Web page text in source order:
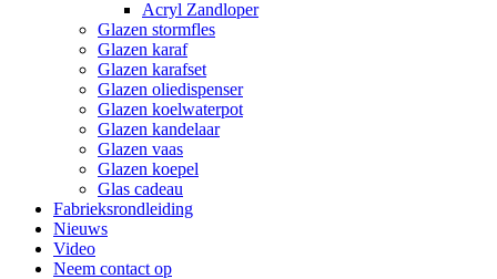
Acryl Zandloper
Glazen stormfles
Glazen karaf
Glazen karafset
Glazen oliedispenser
Glazen koelwaterpot
Glazen kandelaar
Glazen vaas
Glazen koepel
Glas cadeau
Fabrieksrondleiding
Nieuws
Video
Neem contact op